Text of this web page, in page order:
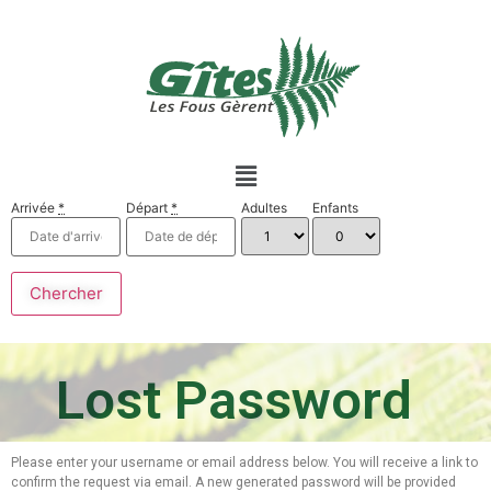
Arrivée * Départ * Adultes Enfants
Lost Password
Please enter your username or email address below. You will receive a link to
confirm the request via email. A new generated password will be provided